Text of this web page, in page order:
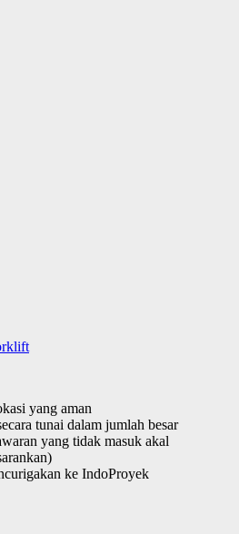
yang aman
tunai dalam jumlah besar
yang tidak masuk akal
ke IndoProyek